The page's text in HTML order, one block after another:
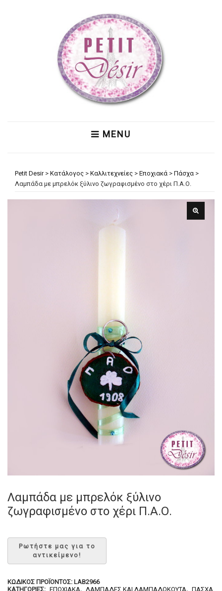
MENU
Petit Desir> Κατάλογος > Καλλιτεχνείες > Εποχιακά > Πάσχα >
Λαμπάδα με μπρελόκ ξύλινο ζωγραφισμένο στο χέρι Π.Α.Ο.
Λαμπάδα με μπρελόκ ξύλινο
ζωγραφισμένο στο χέρι Π.Α.Ο.
ΚΩΔΙΚΌΣ ΠΡΟΪΌΝΤΟΣ: LAB2966
ΚΑΤΗΓΟΡΊΕΣ: ΕΠΟΧΙΑΚΆ, ΛΑΜΠΆΔΕΣ ΚΑΙ ΛΑΜΠΑΔΌΚΟΥΤΑ, ΠΆΣΧΑ